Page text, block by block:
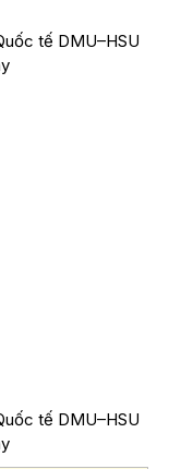
tế DMU–HSU
tế DMU–HSU